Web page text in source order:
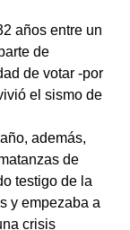
años entre un
de
de votar -por
el sismo de
además,
de
testigo de la
y empezaba a
crisis